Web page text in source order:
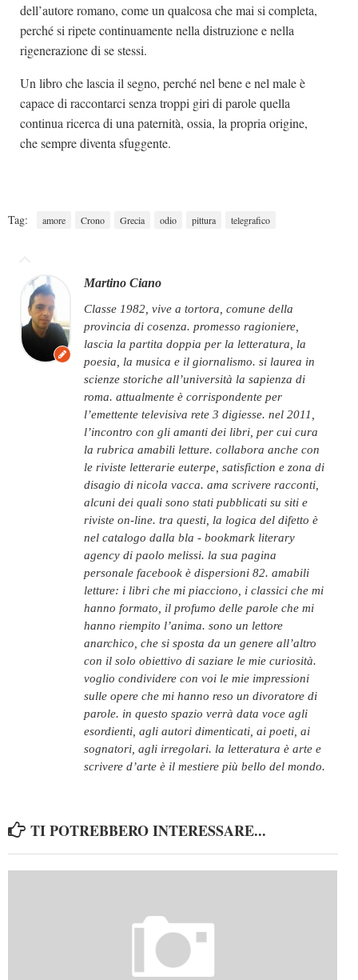
dell’autore romano, come un qualcosa che mai si completa,
perché si ripete continuamente nella distruzione e nella
rigenerazione di se stessi.
Un libro che lascia il segno, perché nel bene e nel male è
capace di raccontarci senza troppi giri di parole quella
continua ricerca di una paternità, ossia, la propria origine,
che sempre diventa sfuggente.
Tag: amore Crono Grecia odio pittura telegrafico
Martino Ciano
classe 1982, vive a tortora, comune della
provincia di cosenza. promesso ragioniere,
lascia la partita doppia per la letteratura, la
poesia, la musica e il giornalismo. si laurea in
scienze storiche all’università la sapienza di
roma. attualmente è corrispondente per
l’emettente televisiva rete 3 digiesse. nel 2011,
l’incontro con gli amanti dei libri, per cui cura
la rubrica amabili letture. collabora anche con
le riviste letterarie euterpe, satisfiction e zona di
disagio di nicola vacca. ama scrivere racconti,
alcuni dei quali sono stati pubblicati su siti e
riviste on-line. tra questi, la logica del difetto è
nel catalogo dalla bla - bookmark literary
agency di paolo melissi. la sua pagina
personale facebook è dispersioni 82. amabili
letture: i libri che mi piacciono, i classici che mi
hanno formato, il profumo delle parole che mi
hanno riempito l’anima. sono un lettore
anarchico, che si sposta da un genere all’altro
con il solo obiettivo di saziare le mie curiosità.
voglio condividere con voi le mie impressioni
sulle opere che mi hanno reso un divoratore di
parole. in questo spazio verrà data voce agli
esordienti, agli autori dimenticati, ai poeti, ai
sognatori, agli irregolari. la letteratura è arte e
scrivere d’arte è il mestiere più bello del mondo.
TI POTREBBERO INTERESSARE...